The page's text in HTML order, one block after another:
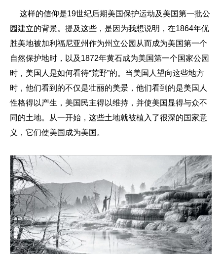
这样的信仰是19世纪后期美国保护运动及美国第一批公
园建立的背景。提及这些，是因为我想说明，在1864年优
胜美地被加利福尼亚州作为州立公园从而成为美国第一个
自然保护地时，以及1872年黄石成为美国第一个国家公园
时，美国人是如何看待“荒野”的。当美国人望向这些地方
时，他们看到的不仅是壮丽的美景，他们看到的是美国人
性格得以产生，美国民主得以维持，并使美国显得与众不
同的土地。从一开始，这些土地就被植入了很深的国家意
义，它们使美国成为美国。